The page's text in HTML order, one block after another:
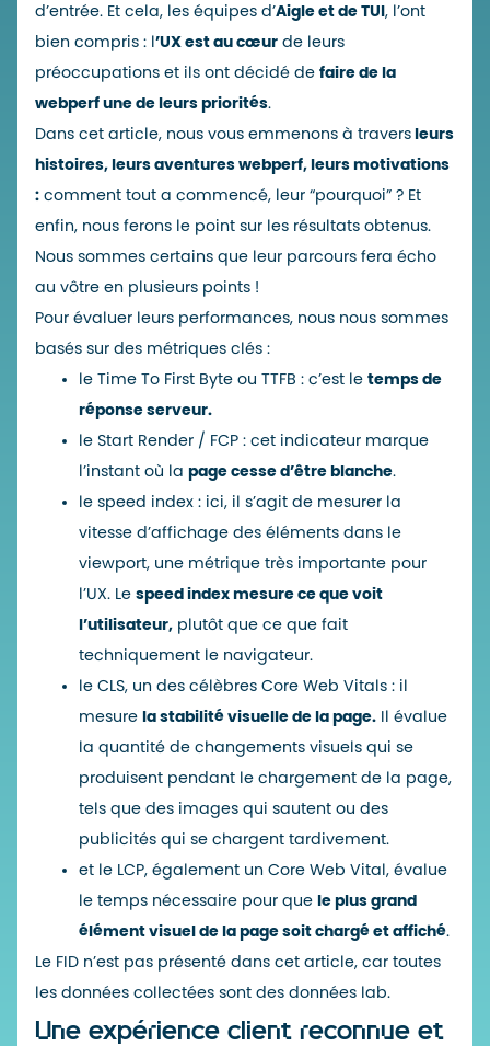
d’entrée. Et cela, les équipes d’Aigle et de TUI, l’ont
bien compris : l’UX est au cœur de leurs
préoccupations et ils ont décidé de faire de la
webperf une de leurs priorités.
Dans cet article, nous vous emmenons à travers leurs
histoires, leurs aventures webperf, leurs motivations
: comment tout a commencé, leur “pourquoi” ? Et
enfin, nous ferons le point sur les résultats obtenus.
Nous sommes certains que leur parcours fera écho
au vôtre en plusieurs points !
Pour évaluer leurs performances, nous nous sommes
basés sur des métriques clés :
le Time To First Byte ou TTFB : c’est le temps de
réponse serveur.
le Start Render / FCP : cet indicateur marque
l’instant où la page cesse d’être blanche.
le speed index : ici, il s’agit de mesurer la
vitesse d’affichage des éléments dans le
viewport, une métrique très importante pour
l’UX. Le speed index mesure ce que voit
l’utilisateur, plutôt que ce que fait
techniquement le navigateur.
le CLS, un des célèbres Core Web Vitals : il
mesure la stabilité visuelle de la page. Il évalue
la quantité de changements visuels qui se
produisent pendant le chargement de la page,
tels que des images qui sautent ou des
publicités qui se chargent tardivement.
et le LCP, également un Core Web Vital, évalue
le temps nécessaire pour que le plus grand
élément visuel de la page soit chargé et affiché.
Le FID n’est pas présenté dans cet article, car toutes
les données collectées sont des données lab.
Une expérience client reconnue et